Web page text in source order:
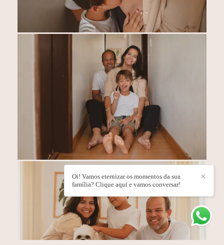
✕
Oi! Vamos eternizar os momentos da sua
família? Clique aqui e vamos conversar!